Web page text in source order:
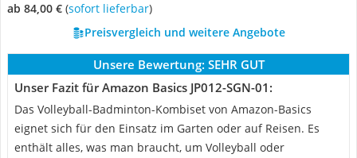
ab 84,00 € ( Sofort lieferbar)
Preisvergleich und weitere Angebote
Unsere Bewertung: SEHR GUT
Unser Fazit für Amazon Basics JP012-SGN-01:
Das Volleyball-Badminton-Kombiset von Amazon-Basics
eignet sich für den Einsatz im Garten oder auf Reisen. Es
enthält alles, was man braucht, um Volleyball oder